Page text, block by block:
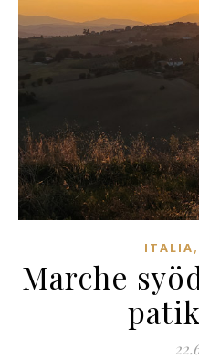
ITALIA,
Marche